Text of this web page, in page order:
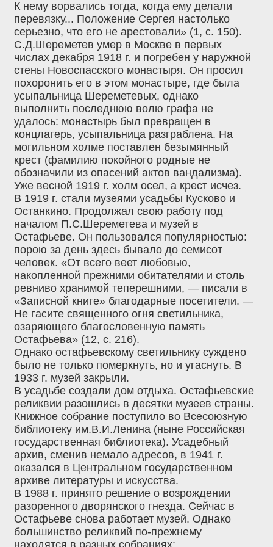
К нему ворвались тогда, когда ему делали
перевязку... Положение Сергея настолько
серьезно, что его не арестовали» (1, с. 150).
С.Д.Шереметев умер в Москве в первых
числах декабря 1918 г. и погребен у наружной
стены Новоспасского монастыря. Он просил
похоронить его в этом монастыре, где была
усыпальница Шереметевых, однако
выполнить последнюю волю графа не
удалось: монастырь был превращен в
концлагерь, усыпальница разграблена. На
могильном холме поставлен безымянный
крест (фамилию покойного родные не
обозначили из опасений актов вандализма).
Уже весной 1919 г. холм осел, а крест исчез.
В 1919 г. стали музеями усадьбы Кусково и
Останкино. Продолжал свою работу под
началом П.С.Шереметева и музей в
Остафьеве. Он пользовался популярностью:
порою за день здесь бывало до семисот
человек. «От всего веет любовью,
накопленной прежними обитателями и столь
ревниво хранимой теперешними, — писали в
«Записной книге» благодарные посетители. —
Не гасите священного огня светильника,
озаряющего благословенную память
Остафьева» (12, с. 216).
Однако остафьевскому светильнику суждено
было не только померкнуть, но и угаснуть. В
1933 г. музей закрыли.
В усадьбе создали дом отдыха. Остафьевские
реликвии разошлись в десятки музеев страны.
Книжное собрание поступило во Всесоюзную
библиотеку им.В.И.Ленина (ныне Российская
государственная библиотека). Усадебный
архив, сменив немало адресов, в 1941 г.
оказался в Центральном государственном
архиве литературы и искусства.
В 1988 г. принято решение о возрождении
разоренного дворянского гнезда. Сейчас в
Остафьеве снова работает музей. Однако
большинство реликвий по-прежнему